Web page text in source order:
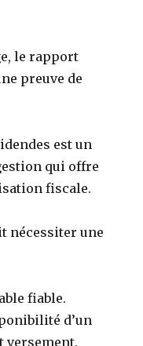
le rapport
preuve de
est un
qui offre
fiscale.
nécessiter une
fiable.
d’un
versement.